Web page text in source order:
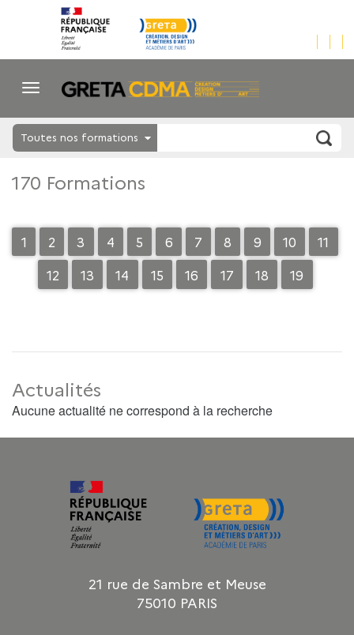
Toutes nos formations
170 Formations
1 2 3 4 5 6 7 8 9 10
11
12
13 14 15 16 17 18 19
Actualités
Aucune actualité ne correspond à la recherche
21 rue de Sambre et Meuse
75010 PARIS